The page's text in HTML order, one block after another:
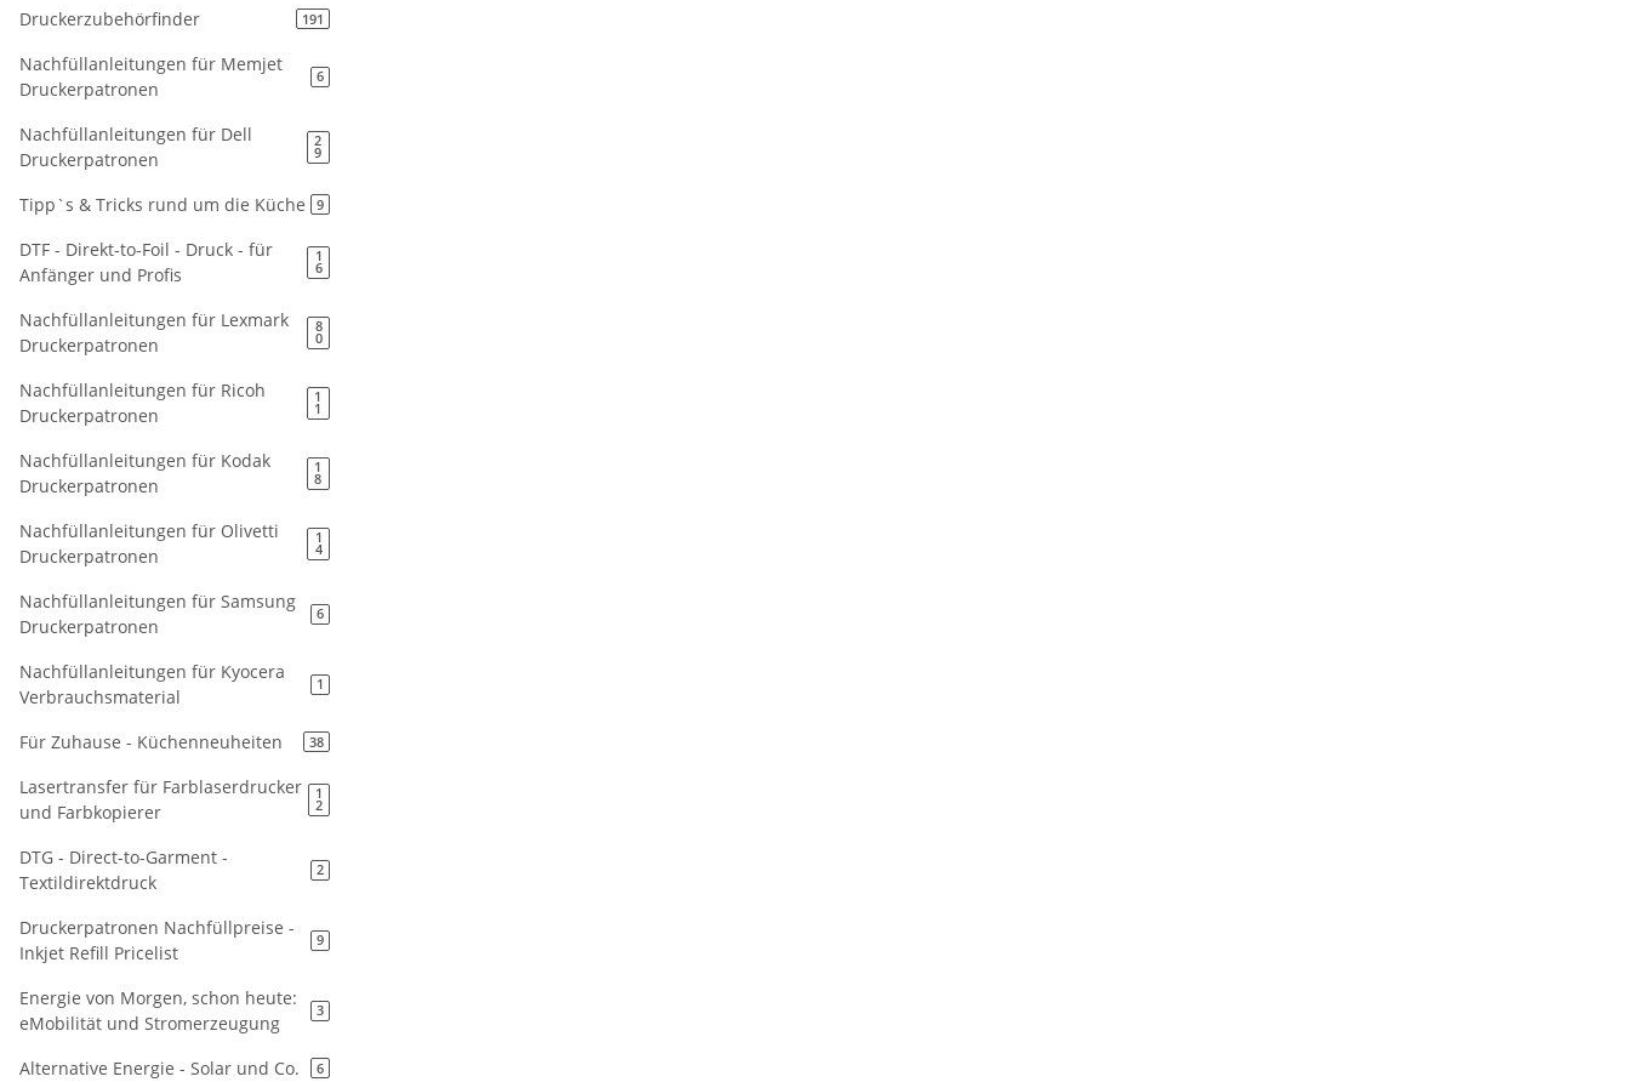
Druckerzubehörfinder 191
Nachfüllanleitungen für Memjet
Druckerpatronen
6
Nachfüllanleitungen für Dell
Druckerpatronen
2
9
Tipp`s & Tricks rund um die Küche 9
DTF - Direkt-to-Foil - Druck - für
Anfänger und Profis
1
6
Nachfüllanleitungen für Lexmark
Druckerpatronen
8
0
Nachfüllanleitungen für Ricoh
Druckerpatronen
1
1
Nachfüllanleitungen für Kodak
Druckerpatronen
1
8
Nachfüllanleitungen für Olivetti
Druckerpatronen
1
4
Nachfüllanleitungen für Samsung
Druckerpatronen
6
Nachfüllanleitungen für Kyocera
Verbrauchsmaterial
1
Für Zuhause - Küchenneuheiten 38
Lasertransfer für Farblaserdrucker
und Farbkopierer
1
2
DTG - Direct-to-Garment -
Textildirektdruck
2
Druckerpatronen Nachfüllpreise -
Inkjet Refill Pricelist
9
Energie von Morgen, schon heute:
eMobilität und Stromerzeugung
3
Alternative Energie - Solar und Co. 6